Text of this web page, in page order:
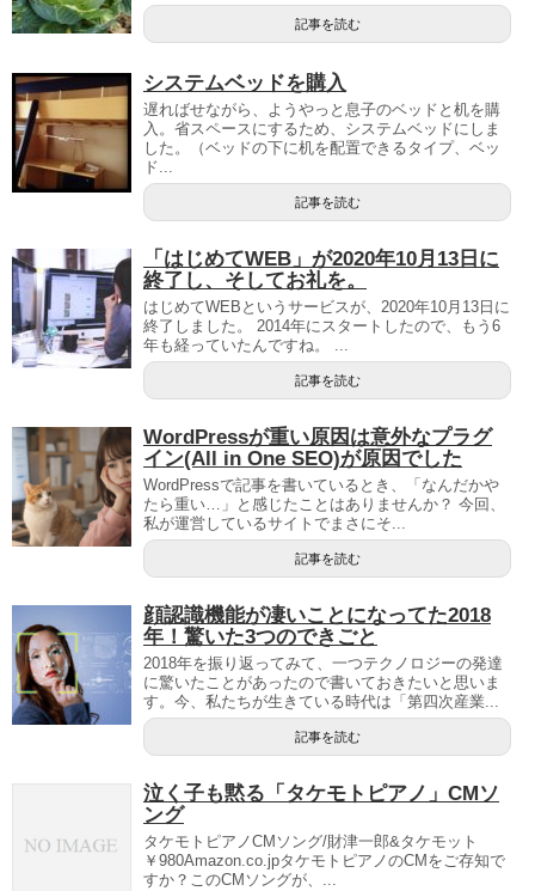
記事を読む
システムベッドを購入
遅ればせながら、ようやっと息子のベッドと机を購
入。省スペースにするため、システムベッドにしま
した。（ベッドの下に机を配置できるタイプ、ベッ
ド...
記事を読む
「はじめてWEB」が2020年10月13日に
終了し、そしてお礼を。
はじめてWEBというサービスが、2020年10月13日に
終了しました。 2014年にスタートしたので、もう6
年も経っていたんですね。 ...
記事を読む
WordPressが重い原因は意外なプラグ
イン(All in One SEO)が原因でした
WordPressで記事を書いているとき、「なんだかや
たら重い…」と感じたことはありませんか？ 今回、
私が運営しているサイトでまさにそ...
記事を読む
顔認識機能が凄いことになってた2018
年！驚いた3つのできごと
2018年を振り返ってみて、一つテクノロジーの発達
に驚いたことがあったので書いておきたいと思いま
す。今、私たちが生きている時代は「第四次産業...
記事を読む
泣く子も黙る「タケモトピアノ」CMソ
ング
タケモトピアノCMソング/財津一郎&タケモット
￥980Amazon.co.jpタケモトピアノのCMをご存知で
すか？このCMソングが、...